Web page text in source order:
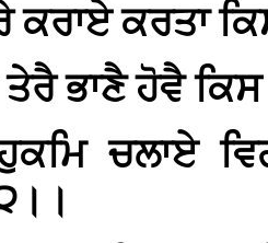
ਕਰਤਾ
ਭਾਣੈ ਹੋਵੈ
ਚਲਾਏ